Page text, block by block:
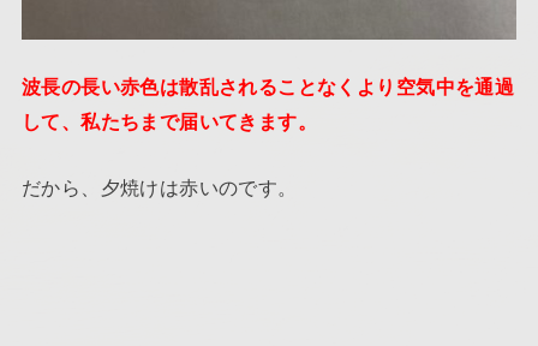
波長の長い赤色は散乱されることなくより空気中を通過
して、私たちまで届いてきます。
だから、夕焼けは赤いのです。